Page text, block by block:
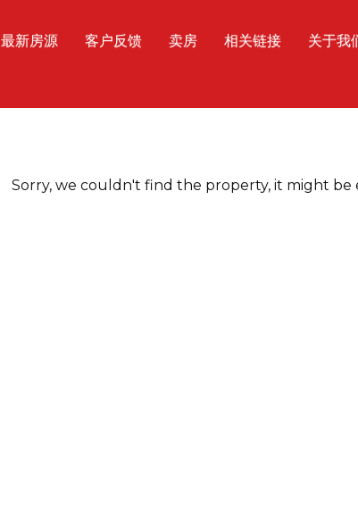
最新房源 客户反馈 卖房 相关链接 关于我
Sorry, we couldn't find the property, it might be